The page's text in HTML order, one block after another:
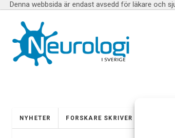
Denna webbsida är endast avsedd för läkare och
NYHETER FORSKARE SKRIVER